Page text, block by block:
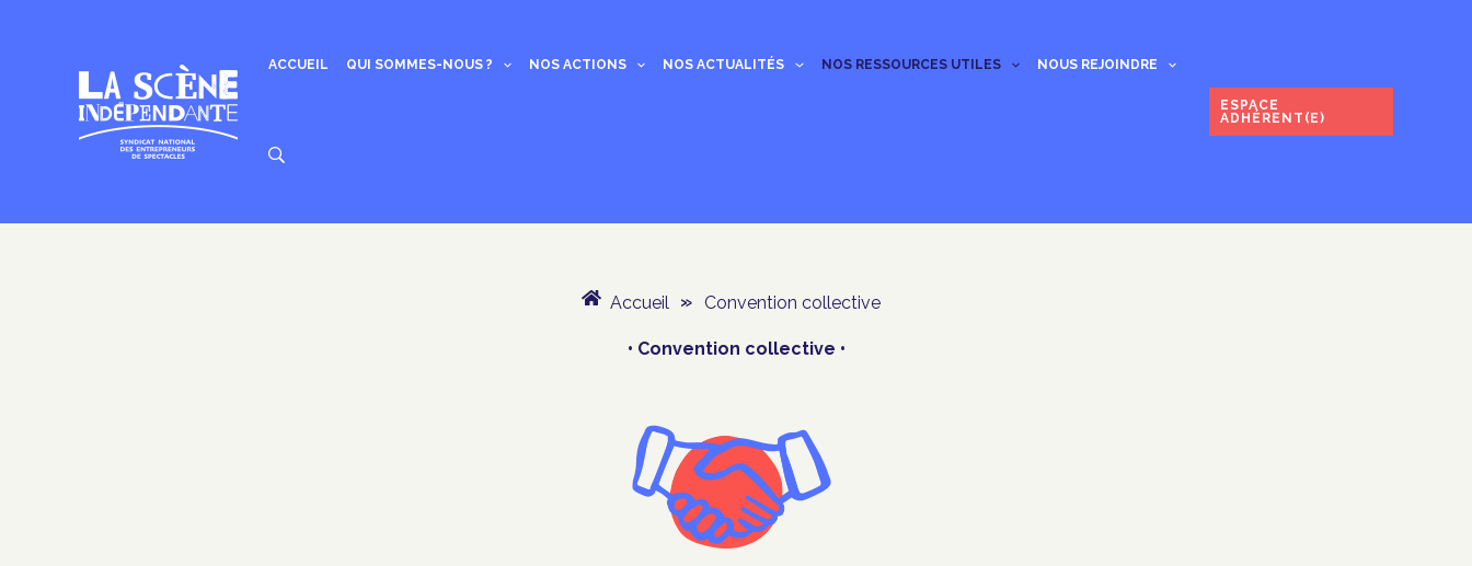
ACCUEIL QUI SOMMES-NOUS ? NOS ACTIONS NOS ACTUALITÉS NOS RESSOURCES UTILES NOUS REJOINDRE
ESPACE
ADHÉRENT(E)
Accueil » Convention collective
• Convention collective •